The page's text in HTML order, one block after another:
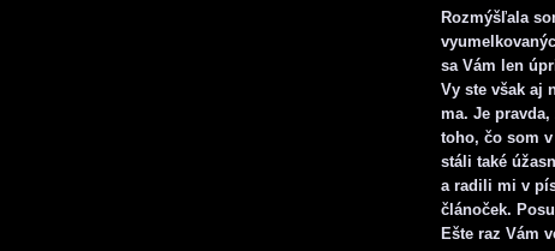
Rozmýšľala
sa Vám len
Vy ste však aj
ma. Je
toho, čo som
stáli také
a radili mi v
článoček.
Ešte raz Vám